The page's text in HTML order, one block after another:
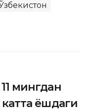
мингдан
катта ёшдаги